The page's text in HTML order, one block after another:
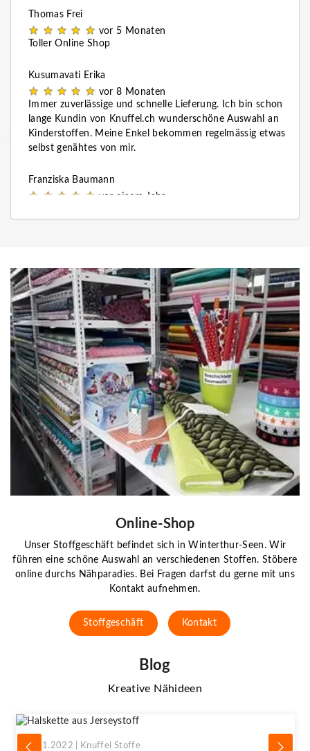
Thomas Frei
vor 5 Monaten
Toller Online Shop
Kusumavati Erika
vor 8 Monaten
Immer zuverlässige und schnelle Lieferung. Ich bin schon
lange Kundin von Knuffel.ch wunderschöne Auswahl an
Kinderstoffen. Meine Enkel bekommen regelmässig etwas
selbst genähtes von mir.
Franziska Baumann
vor einem Jahr
vor einem Jahr
Ich bestelle online und meine Bestellungen kommen
schnell und problemlos an. Einmal gab es ein Problem mit
einer Bestellung, und man rief mich sofort an, damit wir
die beste Lösung besprechen konnten. Der Service ist
immer sehr hilfsbereit, und ich freue mich jedes Mal
riesig, wenn meine Bestellung ankommt! Vielen Dank!
Giulietta Galbani Marchesi
vor einem Jahr
Unglaublich schnelle Lieferung!Am späten Nachmittag
bestellt-am nächsten Tag schon da! Der Börtlistoff ist
qualitativ super! Ich kann mit meinem Nähprojekt gleich
weiterfahren.Danke😃
Online-Shop
Unser Stoffgeschäft befindet sich in Winterthur-Seen. Wir
führen eine schöne Auswahl an verschiedenen Stoffen. Stöbere
online durchs Nähparadies. Bei Fragen darfst du gerne mit uns
Kontakt aufnehmen.
Stoffgeschäft Kontakt
Blog
Kreative Nähideen
28.11.2022 | Knuffel Stoffe